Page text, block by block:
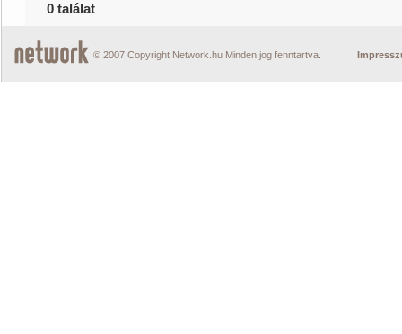
0 találat
© 2007 Copyright Network.hu Minden jog fenntartva.